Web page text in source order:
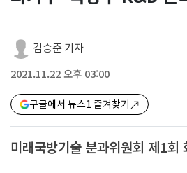
김승준 기자
2021.11.22 오후 03:00
구글에서 뉴스1 즐겨찾기
미래국방기술 분과위원회 제1회